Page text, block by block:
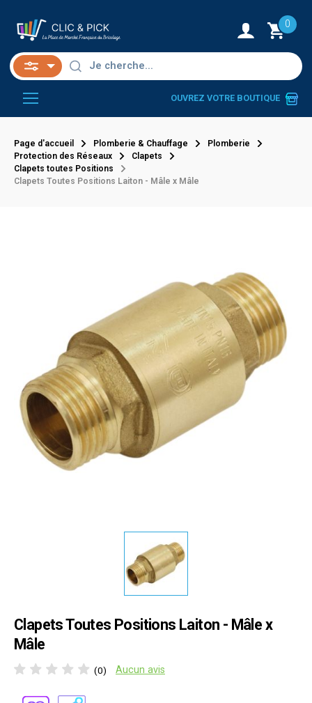
0
OUVREZ VOTRE BOUTIQUE
Page d'accueil Plomberie & Chauffage
Plomberie
Protection des Réseaux
Clapets
Clapets toutes Positions
Clapets Toutes Positions Laiton - Mâle x Mâle
Clapets Toutes Positions Laiton - Mâle x
Mâle
(0) Aucun avis